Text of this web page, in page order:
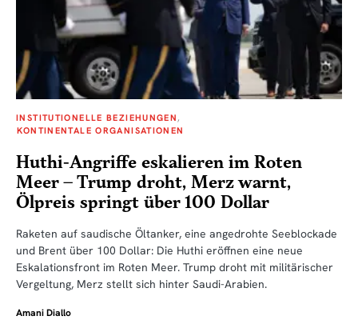
INSTITUTIONELLE BEZIEHUNGEN
KONTINENTALE ORGANISATIONEN
Huthi-Angriffe eskalieren im Roten
Meer – Trump droht, Merz warnt,
Ölpreis springt über 100 Dollar
Raketen auf saudische Öltanker, eine angedrohte Seeblockade
und Brent über 100 Dollar: Die Huthi eröffnen eine neue
Eskalationsfront im Roten Meer. Trump droht mit militärischer
Vergeltung, Merz stellt sich hinter Saudi-Arabien.
Amani Diallo